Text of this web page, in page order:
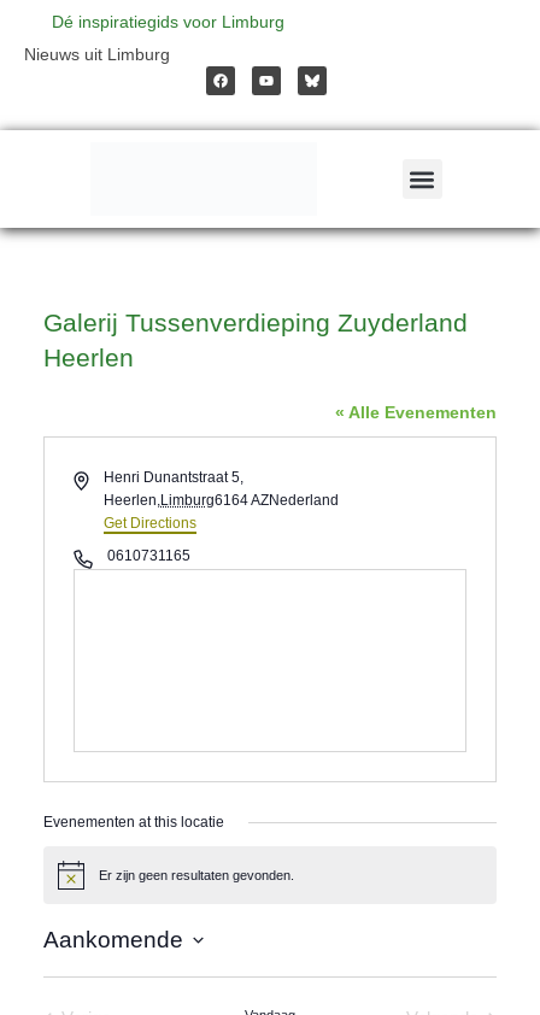
Dé inspiratiegids voor Limburg
Nieuws uit Limburg
a
c
e
o
o
u
t
b
Galerij Tussenverdieping Zuyderland
Heerlen
« Alle Evenementen
AddressHenri Dunantstraat 5,
Heerlen,Limburg6164 AZNederland
Get Directions
Phone0610731165
Evenementen at this locatie
Bericht Er zijn geen resultaten gevonden.
Aankomende